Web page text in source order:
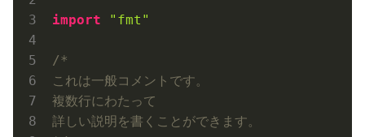
import "fmt"
/*
これは一般コメントです。
複数行にわたって
詳しい説明を書くことができます。